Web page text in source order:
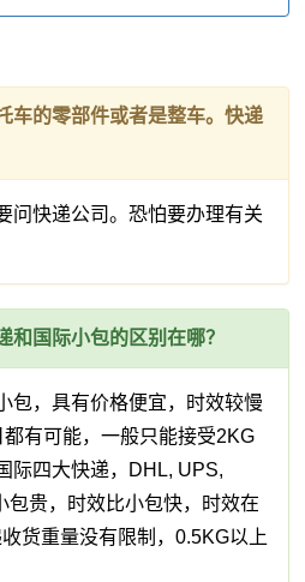
车的零部件或者是整车。快递
问快递公司。恐怕要办理有关
和国际小包的区别在哪？
包，具有价格便宜，时效较慢
有可能，一般只能接受2KG
际四大快递，DHL, UPS,
包贵，时效比小包快，时效在
货重量没有限制，0.5KG以上